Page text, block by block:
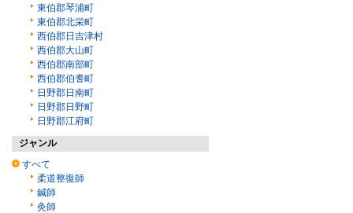
東伯郡琴浦町
東伯郡北栄町
西伯郡日吉津村
西伯郡大山町
西伯郡南部町
西伯郡伯耆町
日野郡日南町
日野郡日野町
日野郡江府町
ジャンル
すべて
柔道整復師
鍼師
灸師